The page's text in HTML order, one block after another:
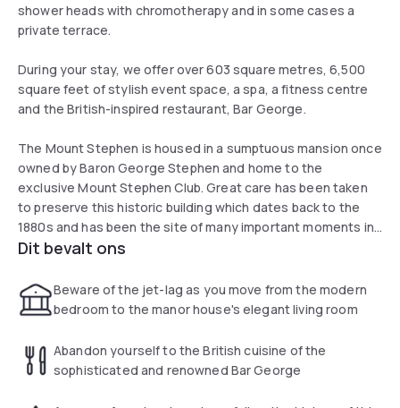
shower heads with chromotherapy and in some cases a
private terrace.
During your stay, we offer over 603 square metres, 6,500
square feet of stylish event space, a spa, a fitness centre
and the British-inspired restaurant, Bar George.
The Mount Stephen is housed in a sumptuous mansion once
owned by Baron George Stephen and home to the
exclusive Mount Stephen Club. Great care has been taken
to preserve this historic building which dates back to the
1880s and has been the site of many important moments in
Canadian history.
Dit bevalt ons
Beware of the jet-lag as you move from the modern
bedroom to the manor house's elegant living room
Abandon yourself to the British cuisine of the
sophisticated and renowned Bar George